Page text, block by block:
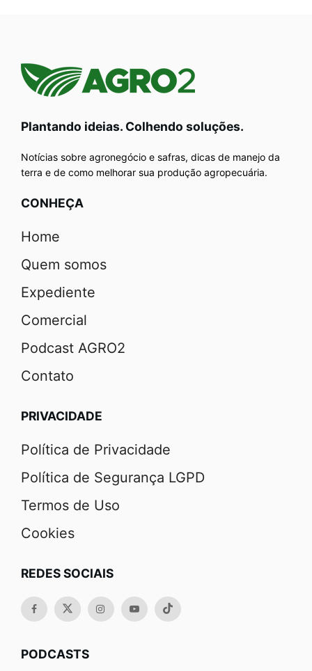
Plantando ideias. Colhendo soluções.
Notícias sobre agronegócio e safras, dicas de manejo da
terra e de como melhorar sua produção agropecuária.
CONHEÇA
Home
Quem somos
Expediente
Comercial
Podcast AGRO2
Contato
PRIVACIDADE
Política de Privacidade
Política de Segurança LGPD
Termos de Uso
Cookies
REDES SOCIAIS
PODCASTS